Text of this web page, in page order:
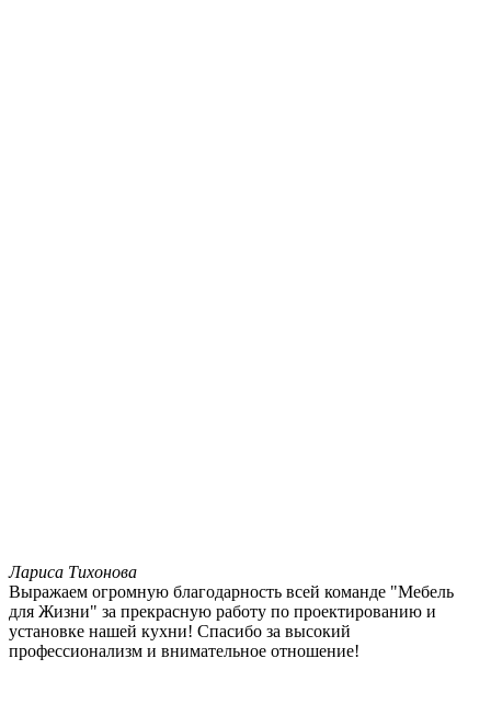
Лариса Тихонова
Выражаем огромную благодарность всей команде "Мебель
для Жизни" за прекрасную работу по проектированию и
установке нашей кухни! Спасибо за высокий
профессионализм и внимательное отношение!